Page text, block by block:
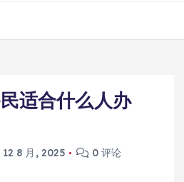
适合什么人办
12 8 月, 2025 0 评论